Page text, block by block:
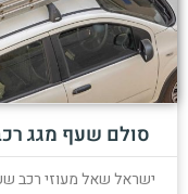
סולם שעף מגג
ישראל שאל מעוזי רכב